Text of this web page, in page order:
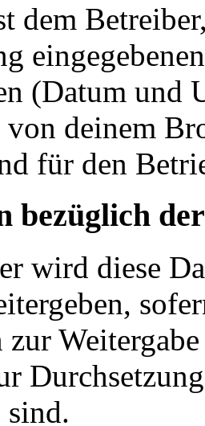
dem
(Datum und
deinem
für den
bezüglich
wird diese
zur